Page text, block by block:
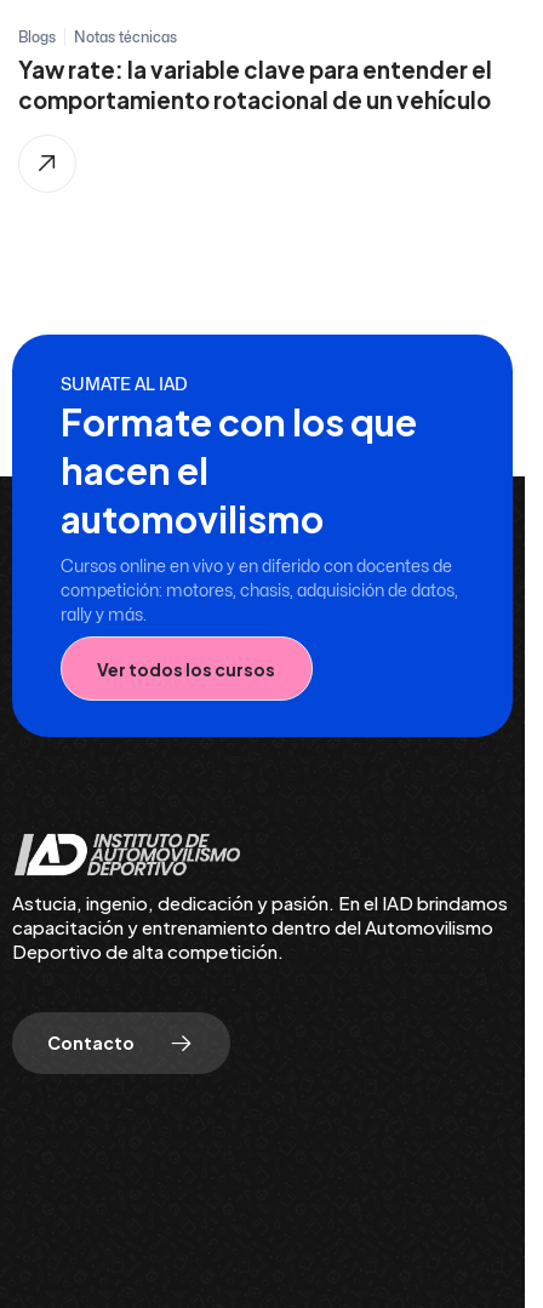
Blogs Notas técnicas
Yaw rate: la variable clave para entender el
comportamiento rotacional de un vehículo
SUMATE AL IAD
Formate con los que
hacen el
automovilismo
Cursos online en vivo y en diferido con docentes de
competición: motores, chasis, adquisición de datos,
rally y más.
Ver todos los cursos
Astucia, ingenio, dedicación y pasión. En el IAD brindamos
capacitación y entrenamiento dentro del Automovilismo
Deportivo de alta competición.
Contacto